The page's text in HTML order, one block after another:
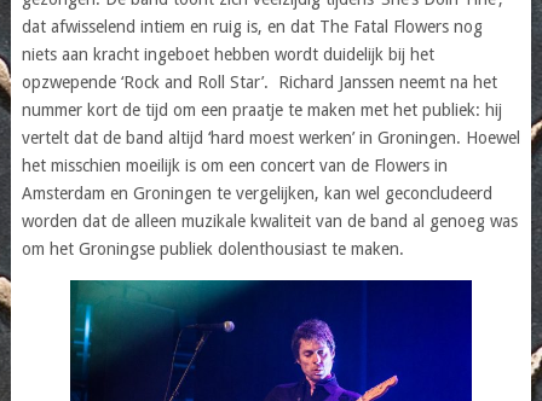
dat afwisselend intiem en ruig is, en dat The Fatal Flowers nog
niets aan kracht ingeboet hebben wordt duidelijk bij het
opzwepende ‘Rock and Roll Star’. Richard Janssen neemt na het
nummer kort de tijd om een praatje te maken met het publiek: hij
vertelt dat de band altijd ‘hard moest werken’ in Groningen. Hoewel
het misschien moeilijk is om een concert van de Flowers in
Amsterdam en Groningen te vergelijken, kan wel geconcludeerd
worden dat de alleen muzikale kwaliteit van de band al genoeg was
om het Groningse publiek dolenthousiast te maken.